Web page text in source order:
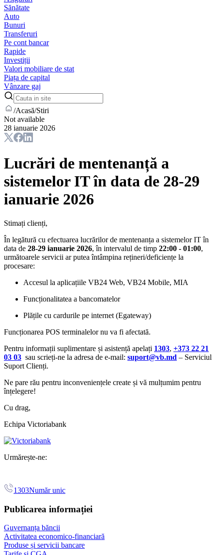
Sănătate
Auto
Bunuri
Transferuri
Pe cont bancar
Rapide
Investiții
Valori mobiliare de stat
Piața de capital
Vânzare gaj
/Acasă/Stiri
Not available
28 ianuarie 2026
Lucrări de mentenanță a
sistemelor IT în data de 28-29
ianuarie 2026
Stimați clienți,
În legătură cu efectuarea lucrărilor de mentenanța a sistemelor IT în
data de 28-29 ianuarie 2026, în intervalul de timp 22:00 - 01:00,
următoarele servicii ar putea întâmpina rețineri/deficiențe la
procesare:
Accesul la aplicațiile VB24 Web, VB24 Mobile, MIA
Funcționalitatea a bancomatelor
Plățile cu cardurile pe internet (Egateway)
Funcționarea POS terminalelor nu va fi afectată.
Pentru informații suplimentare și asistență apelați 1303, +373 22 21
03 03 sau scrieți-ne la adresa de e-mail: suport@vb.md – Serviciul
Suport Clienți.
Ne pare rău pentru inconveniențele create și vă mulțumim pentru
înțelegere!
Cu drag,
Echipa Victoriabank
Urmărește-ne:
1303Număr unic
Publicarea informației
Guvernanța băncii
Activitatea economico-financiară
Produse și servicii bancare